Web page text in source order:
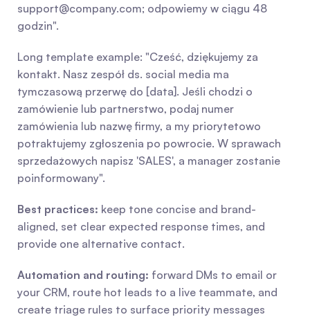
support@company.com; odpowiemy w ciągu 48
godzin".
Long template example: "Cześć, dziękujemy za
kontakt. Nasz zespół ds. social media ma
tymczasową przerwę do [data]. Jeśli chodzi o
zamówienie lub partnerstwo, podaj numer
zamówienia lub nazwę firmy, a my priorytetowo
potraktujemy zgłoszenia po powrocie. W sprawach
sprzedażowych napisz 'SALES', a manager zostanie
poinformowany".
Best practices: keep tone concise and brand-
aligned, set clear expected response times, and
provide one alternative contact.
Automation and routing: forward DMs to email or
your CRM, route hot leads to a live teammate, and
create triage rules to surface priority messages